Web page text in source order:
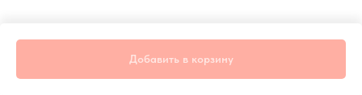
Добавить в корзину